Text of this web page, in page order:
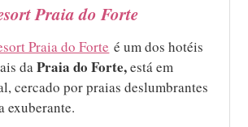
Praia do Forte
Praia do Forte é um dos hotéis
daPraia do Forte,está em
cercado por praias deslumbrantes
exuberante.